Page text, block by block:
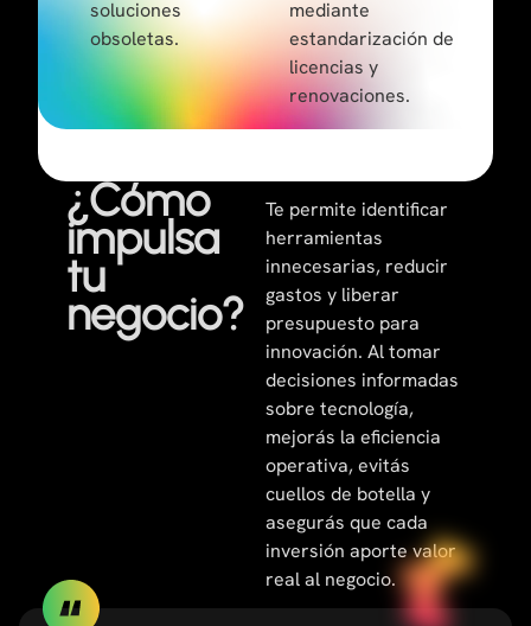
soluciones
obsoletas.
mediante
estandarización de
licencias y
renovaciones.
¿Cómo
impulsa
tu
negocio?
Te permite identificar
herramientas
innecesarias, reducir
gastos y liberar
presupuesto para
innovación. Al tomar
decisiones informadas
sobre tecnología,
mejorás la eficiencia
operativa, evitás
cuellos de botella y
asegurás que cada
inversión aporte valor
real al negocio.